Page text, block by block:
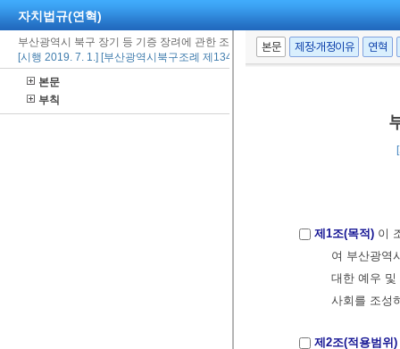
자치법규(연혁)
부산광역시 북구 장기 등 기증 장려에 관한 조례
[시행 2019. 7. 1.] [부산광역시북구조례 제1340호, 2019. 7. 1., 일부개정]
본문
부칙
본문 제정·개정이유 연혁
제1조(목적) 이
여 부산광역
대한 예우 및
사회를 조성
제2조(적용범위)